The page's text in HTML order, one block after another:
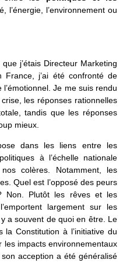
l’énergie, l’environnement ou
j’étais Directeur Marketing
France, j’ai été confronté de
Je me suis rendu
les réponses rationnelles
tandis que les réponses
mieux.
dans les liens entre les
à l’échelle nationale
colères. Notamment, les
Quel est l’opposé des peurs
Plutôt les rêves et les
largement sur les
a souvent de quoi en être. Le
Constitution à l’initiative du
les impacts environnementaux
acception a été généralisé